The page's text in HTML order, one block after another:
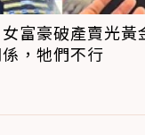
富豪破產賣光黃
，牠們不行